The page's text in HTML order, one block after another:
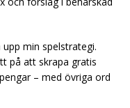
min spelstrategi.
på att skrapa gratis
– med övriga ord